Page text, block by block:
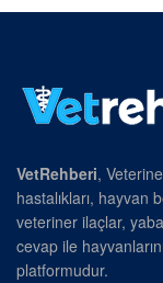
VetRehberi,
hastalıkları, hayvan
veteriner ilaçlar,
cevap ile
platformudur.